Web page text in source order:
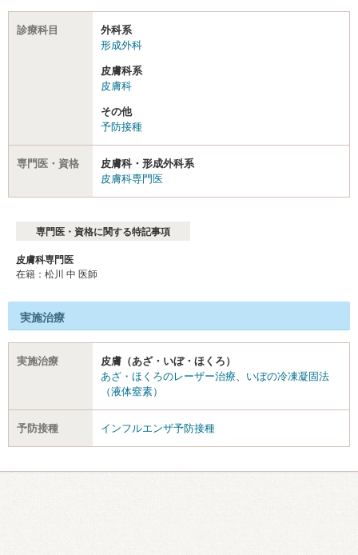
診療科目
外科系
形成外科
皮膚科系
皮膚科
その他
予防接種
専門医・資格
皮膚科・形成外科系
皮膚科専門医
専門医・資格に関する特記事項
皮膚科専門医
在籍：松川 中 医師
実施治療
実施治療
皮膚（あざ・いぼ・ほくろ）
あざ・ほくろのレーザー治療
いぼの冷凍凝固法
（液体窒素）
予防接種 インフルエンザ予防接種